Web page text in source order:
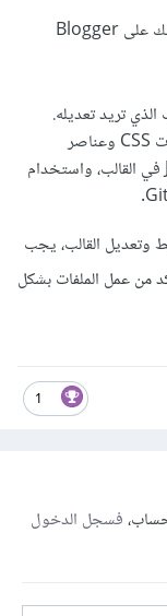
بعدها ستكون قادرا على تضمين الملفات في مدونتك على Blogger
استخدام عناصر `<link>` لتضمين ملفات CSS وعناصر
`<script>` لتضمين ملفات JavaScript في القالب، واستخدام
وتعديل القالب، يجب
من عمل الملفات بشكل
1
فسجل الدخول